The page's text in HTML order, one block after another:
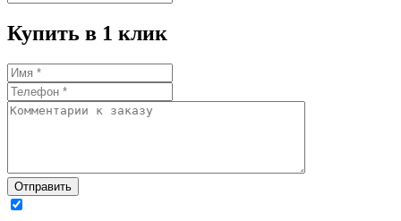
Купить в 1 клик
Отправить